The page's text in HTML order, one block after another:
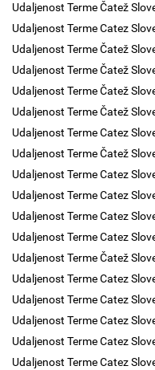
Udaljenost Terme Čatež
Udaljenost Terme Catez
Udaljenost Terme Čatež
Udaljenost Terme Čatež
Udaljenost Terme Čatež
Udaljenost Terme Čatež
Udaljenost Terme Catez
Udaljenost Terme Čatež
Udaljenost Terme Catez
Udaljenost Terme Catez
Udaljenost Terme Catez
Udaljenost Terme Catez
Udaljenost Terme Čatež
Udaljenost Terme Catez
Udaljenost Terme Catez
Udaljenost Terme Catez
Udaljenost Terme Catez
Udaljenost Terme Catez